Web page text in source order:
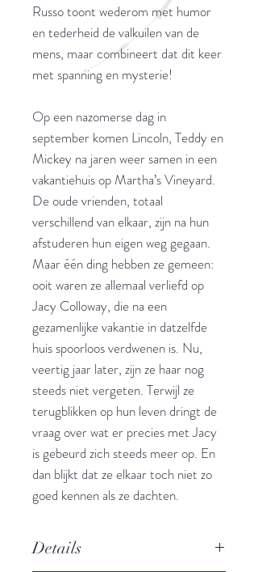
Russo toont wederom met humor
en tederheid de valkuilen van de
mens, maar combineert dat dit keer
met spanning en mysterie!
Op een nazomerse dag in
september komen Lincoln, Teddy en
Mickey na jaren weer samen in een
vakantiehuis op Martha’s Vineyard.
De oude vrienden, totaal
verschillend van elkaar, zijn na hun
afstuderen hun eigen weg gegaan.
Maar één ding hebben ze gemeen:
ooit waren ze allemaal verliefd op
Jacy Colloway, die na een
gezamenlijke vakantie in datzelfde
huis spoorloos verdwenen is. Nu,
veertig jaar later, zijn ze haar nog
steeds niet vergeten. Terwijl ze
terugblikken op hun leven dringt de
vraag over wat er precies met Jacy
is gebeurd zich steeds meer op. En
dan blijkt dat ze elkaar toch niet zo
goed kennen als ze dachten.
Details